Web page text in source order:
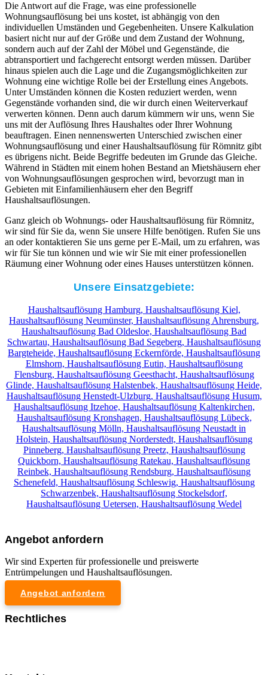
Die Antwort auf die Frage, was eine professionelle
Wohnungsauflösung bei uns kostet, ist abhängig von den
individuellen Umständen und Gegebenheiten. Unsere Kalkulation
basiert nicht nur auf der Größe und dem Zustand der Wohnung,
sondern auch auf der Zahl der Möbel und Gegenstände, die
abtransportiert und fachgerecht entsorgt werden müssen. Darüber
hinaus spielen auch die Lage und die Zugangsmöglichkeiten zur
Wohnung eine wichtige Rolle bei der Erstellung eines Angebots.
Unter Umständen können die Kosten reduziert werden, wenn
Gegenstände vorhanden sind, die wir durch einen Weiterverkauf
verwerten können. Denn auch darum kümmern wir uns, wenn Sie
uns mit der Auflösung Ihres Haushaltes oder Ihrer Wohnung
beauftragen. Einen nennenswerten Unterschied zwischen einer
Wohnungsauflösung und einer Haushaltsauflösung für Römnitz gibt
es übrigens nicht. Beide Begriffe bedeuten im Grunde das Gleiche.
Während in Städten mit einem hohen Bestand an Mietshäusern eher
von Wohnungsauflösungen gesprochen wird, bevorzugt man in
Gebieten mit Einfamilienhäusern eher den Begriff
Haushaltsauflösungen.
Ganz gleich ob Wohnungs- oder Haushaltsauflösung für Römnitz,
wir sind für Sie da, wenn Sie unsere Hilfe benötigen. Rufen Sie uns
an oder kontaktieren Sie uns gerne per E-Mail, um zu erfahren, was
wir für Sie tun können und wie wir Sie mit einer professionellen
Räumung einer Wohnung oder eines Hauses unterstützen können.
Unsere Einsatzgebiete:
Haushaltsauflösung Hamburg, Haushaltsauflösung Kiel,
Haushaltsauflösung Neumünster, Haushaltsauflösung Ahrensburg,
Haushaltsauflösung Bad Oldesloe, Haushaltsauflösung Bad
Schwartau, Haushaltsauflösung Bad Segeberg, Haushaltsauflösung
Bargteheide, Haushaltsauflösung Eckernförde, Haushaltsauflösung
Elmshorn, Haushaltsauflösung Eutin, Haushaltsauflösung
Flensburg, Haushaltsauflösung Geesthacht, Haushaltsauflösung
Glinde, Haushaltsauflösung Halstenbek, Haushaltsauflösung Heide,
Haushaltsauflösung Henstedt-Ulzburg, Haushaltsauflösung Husum,
Haushaltsauflösung Itzehoe, Haushaltsauflösung Kaltenkirchen,
Haushaltsauflösung Kronshagen, Haushaltsauflösung Lübeck,
Haushaltsauflösung Mölln, Haushaltsauflösung Neustadt in
Holstein, Haushaltsauflösung Norderstedt, Haushaltsauflösung
Pinneberg, Haushaltsauflösung Preetz, Haushaltsauflösung
Quickborn, Haushaltsauflösung Ratekau, Haushaltsauflösung
Reinbek, Haushaltsauflösung Rendsburg, Haushaltsauflösung
Schenefeld, Haushaltsauflösung Schleswig, Haushaltsauflösung
Schwarzenbek, Haushaltsauflösung Stockelsdorf,
Haushaltsauflösung Uetersen, Haushaltsauflösung Wedel
Angebot anfordern
Wir sind Experten für professionelle und preiswerte
Entrümpelungen und Haushaltsauflösungen.
Angebot anfordern
Rechtliches